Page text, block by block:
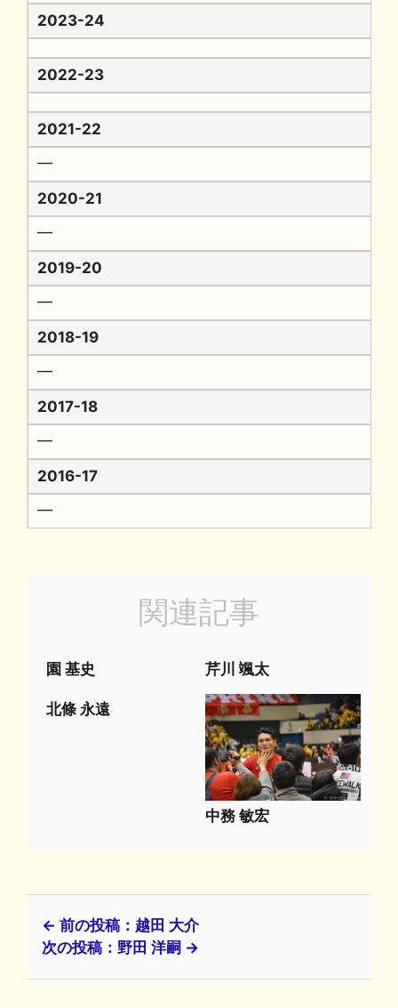
2023-24
2022-23
2021-22
━
2020-21
━
2019-20
━
2018-19
━
2017-18
━
2016-17
━
関連記事
園 基史 芹川 颯太
北條 永遠
中務 敏宏
← 前の投稿：越田 大介
次の投稿：野田 洋嗣 →